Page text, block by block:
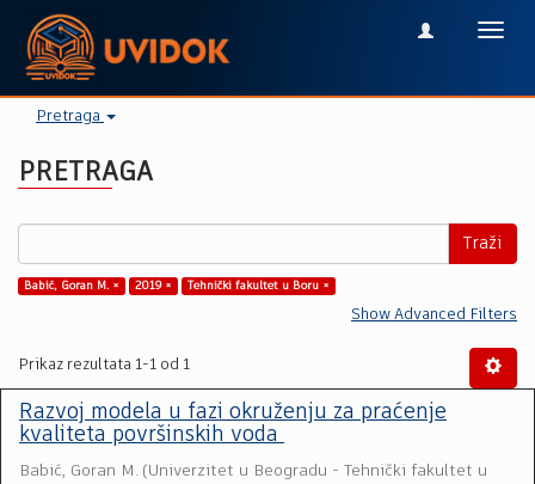
Pretraga
PRETRAGA
Traži
Babić, Goran M. × 2019 × Tehnički fakultet u Boru ×
Show Advanced Filters
Prikaz rezultata 1-1 od 1
Razvoj modela u fazi okruženju za praćenje
kvaliteta površinskih voda
Babić, Goran M. (Univerzitet u Beogradu - Tehnički fakultet u